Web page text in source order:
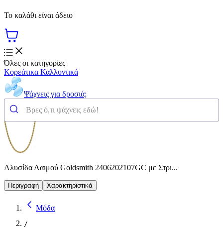
Το καλάθι είναι άδειο
Όλες οι κατηγορίες
Κορεάτικα Καλλυντικά
Ψάχνεις για δροσιά;
Αλυσίδα Λαιμού Goldsmith 2406202107GC με Στρι...
Περιγραφή Χαρακτηριστικά
Μόδα
/